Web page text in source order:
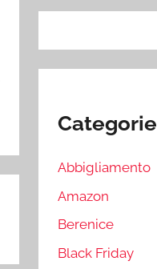
Categorie
Abbigliamento
Amazon
Berenice
Black Friday